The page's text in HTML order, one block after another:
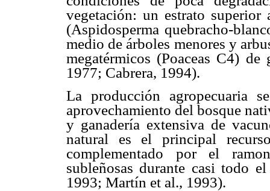
vegetación: un estrato superior
(Aspidosperma quebracho-
medio de árboles menores y
megatérmicos (Poaceas C4)
1977; Cabrera, 1994).
La producción agropecuaria
aprovechamiento del bosque
y ganadería extensiva de
natural es el principal
complementado por el
subleñosas durante casi todo
1993; Martín et al., 1993).